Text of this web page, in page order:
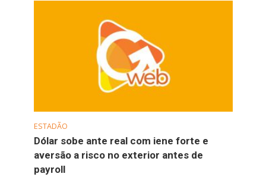
ESTADÃO
Dólar sobe ante real com iene forte e
aversão a risco no exterior antes de
payroll